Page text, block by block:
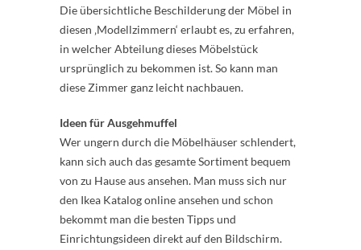
Die übersichtliche Beschilderung der Möbel in
diesen ‚Modellzimmern‘ erlaubt es, zu erfahren,
in welcher Abteilung dieses Möbelstück
ursprünglich zu bekommen ist. So kann man
diese Zimmer ganz leicht nachbauen.
Ideen für Ausgehmuffel
Wer ungern durch die Möbelhäuser schlendert,
kann sich auch das gesamte Sortiment bequem
von zu Hause aus ansehen. Man muss sich nur
den Ikea Katalog online ansehen und schon
bekommt man die besten Tipps und
Einrichtungsideen direkt auf den Bildschirm.